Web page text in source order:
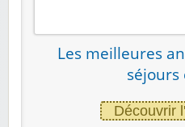
Les meilleures
séjours
Découvrir